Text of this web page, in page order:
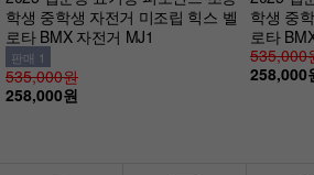
학생 중학생 자전거 미조립 힉스 벨
로타 BMX 자전거 MJ1
판매 1
535,000원
258,000원
학생 중
로타
535,000
258,000